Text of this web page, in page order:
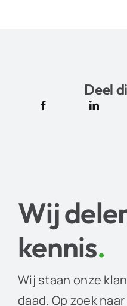
Deel
Wij
kennis.
Wij staan onze
daad. Op zoek